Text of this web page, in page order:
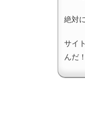
絶対
サイ
んだ！